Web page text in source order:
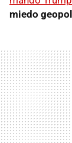
miedo